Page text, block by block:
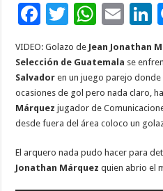
F
ac
e
b
o
o
k
T
wi
tt
er
W
at
sA
p
p
E
m
ai
l
k
VIDEO: Golazo de Jean Jonathan
Selección de Guatemala se
Salvador en un juego parejo
ocasiones de gol pero nada claro,
Márquez jugador de
desde fuera del área coloco un
El arquero nada pudo hacer para
Jonathan Márquez quien abrio el